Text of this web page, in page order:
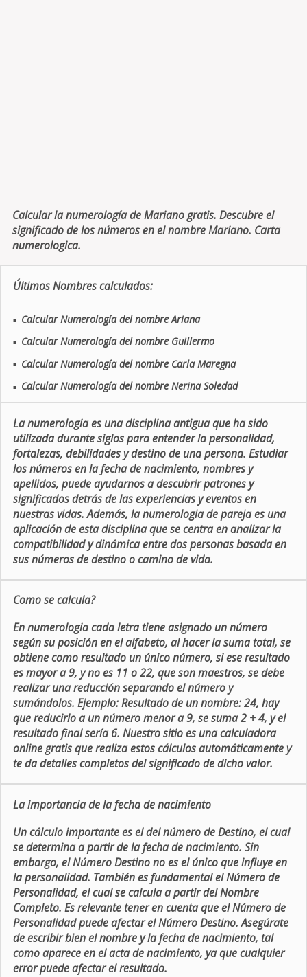
Calcular la numerología de Mariano gratis. Descubre el
significado de los números en el nombre Mariano. Carta
numerologica.
Últimos Nombres calculados:
■ Calcular Numerología del nombre Ariana
■ Calcular Numerología del nombre Guillermo
■ Calcular Numerología del nombre Carla Maregna
■ Calcular Numerología del nombre Nerina Soledad
La numerologia es una disciplina antigua que ha sido
utilizada durante siglos para entender la personalidad,
fortalezas, debilidades y destino de una persona. Estudiar
los números en la fecha de nacimiento, nombres y
apellidos, puede ayudarnos a descubrir patrones y
significados detrás de las experiencias y eventos en
nuestras vidas. Además, la numerologia de pareja es una
aplicación de esta disciplina que se centra en analizar la
compatibilidad y dinámica entre dos personas basada en
sus números de destino o camino de vida.
Como se calcula?
En numerologia cada letra tiene asignado un número
según su posición en el alfabeto, al hacer la suma total, se
obtiene como resultado un único número, si ese resultado
es mayor a 9, y no es 11 o 22, que son maestros, se debe
realizar una reducción separando el número y
sumándolos. Ejemplo: Resultado de un nombre: 24, hay
que reducirlo a un número menor a 9, se suma 2 + 4, y el
resultado final sería 6. Nuestro sitio es una calculadora
online gratis que realiza estos cálculos automáticamente y
te da detalles completos del significado de dicho valor.
La importancia de la fecha de nacimiento
Un cálculo importante es el del número de Destino, el cual
se determina a partir de la fecha de nacimiento. Sin
embargo, el Número Destino no es el único que influye en
la personalidad. También es fundamental el Número de
Personalidad, el cual se calcula a partir del Nombre
Completo. Es relevante tener en cuenta que el Número de
Personalidad puede afectar el Número Destino. Asegúrate
de escribir bien el nombre y la fecha de nacimiento, tal
como aparece en el acta de nacimiento, ya que cualquier
error puede afectar el resultado.